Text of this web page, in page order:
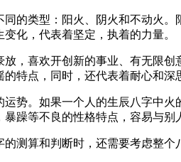
的类型：阳火、阴火和不动火
化，代表着坚定，执着的力量。
，喜欢开创新的事业、有无限
特点，同时，还代表着耐心和深
势。如果一个人的生辰八字中
躁等不良的性格特点，容易与别
测算和判断时，还需要考虑整